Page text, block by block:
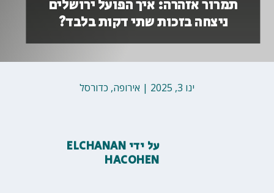
תמרור אזהרה: איך הפועל ירושלים
ניצחה בזכות שתי דקות בלבד?
ינו 3, 2025 | אירופה, כדורסל
על ידי ELCHANAN
HACOHEN